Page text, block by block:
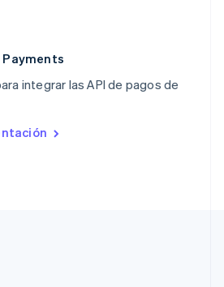
integrar las API de pagos de
China